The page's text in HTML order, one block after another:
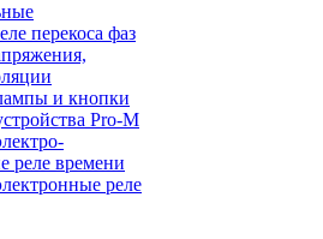
перекоса фаз
и кнопки
Pro-M
реле времени
реле